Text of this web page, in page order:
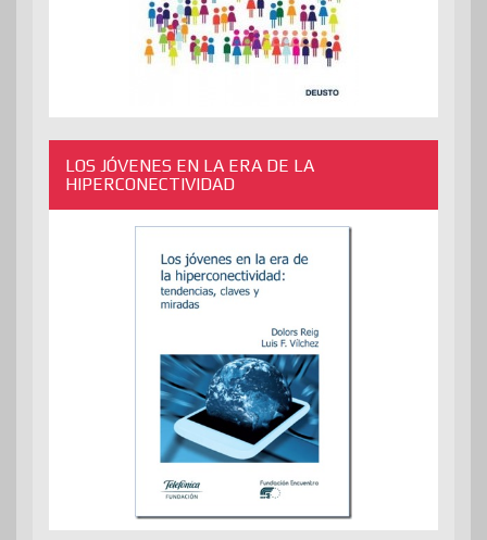
LOS JÓVENES EN LA ERA DE LA
HIPERCONECTIVIDAD